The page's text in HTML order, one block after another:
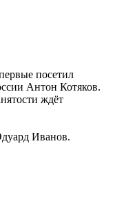
посетил
Антон Котяков.
ждёт
Иванов.